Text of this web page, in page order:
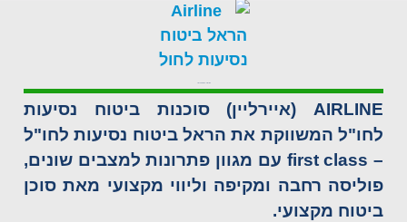
AIRLINE (איירליין) סוכנות ביטוח נסיעות
לחו"ל המשווקת את הראל ביטוח נסיעות לחו"ל
– first class עם מגוון פתרונות למצבים שונים,
פוליסה רחבה ומקיפה וליווי מקצועי מאת סוכן
ביטוח מקצועי.